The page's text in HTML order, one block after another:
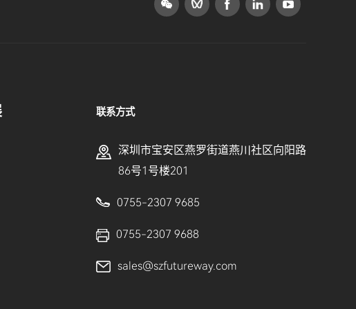
联系方式
深圳市宝安区燕罗街道燕川社区向阳路
86号1号楼201
0755-2307 9685
0755-2307 9688
sales@szfutureway.com